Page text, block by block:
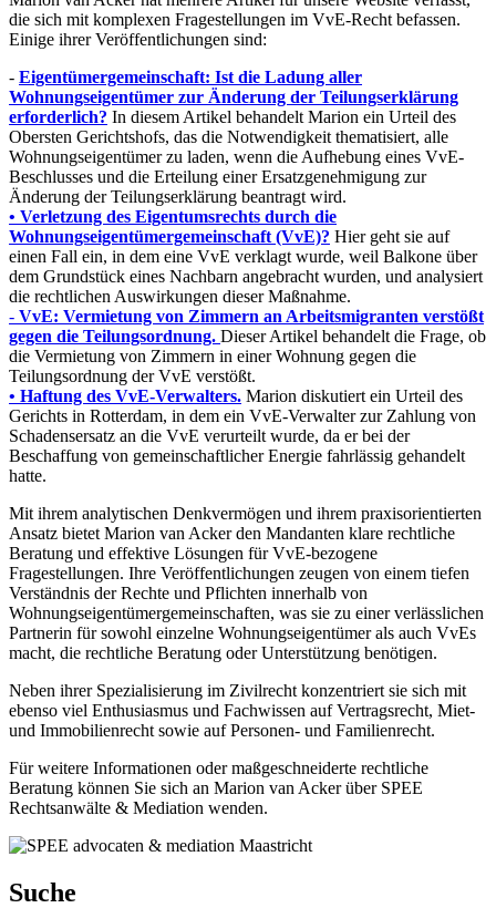
die sich mit komplexen Fragestellungen im VvE-Recht befassen.
Einige ihrer Veröffentlichungen sind:
- Eigentümergemeinschaft: Ist die Ladung aller
Wohnungseigentümer zur Änderung der Teilungserklärung
erforderlich? In diesem Artikel behandelt Marion ein Urteil des
Obersten Gerichtshofs, das die Notwendigkeit thematisiert, alle
Wohnungseigentümer zu laden, wenn die Aufhebung eines VvE-
Beschlusses und die Erteilung einer Ersatzgenehmigung zur
Änderung der Teilungserklärung beantragt wird.
• Verletzung des Eigentumsrechts durch die
Wohnungseigentümergemeinschaft (VvE)? Hier geht sie auf
einen Fall ein, in dem eine VvE verklagt wurde, weil Balkone über
dem Grundstück eines Nachbarn angebracht wurden, und analysiert
die rechtlichen Auswirkungen dieser Maßnahme.
- VvE: Vermietung von Zimmern an Arbeitsmigranten verstößt
gegen die Teilungsordnung. Dieser Artikel behandelt die Frage, ob
die Vermietung von Zimmern in einer Wohnung gegen die
Teilungsordnung der VvE verstößt.
• Haftung des VvE-Verwalters. Marion diskutiert ein Urteil des
Gerichts in Rotterdam, in dem ein VvE-Verwalter zur Zahlung von
Schadensersatz an die VvE verurteilt wurde, da er bei der
Beschaffung von gemeinschaftlicher Energie fahrlässig gehandelt
hatte.
Mit ihrem analytischen Denkvermögen und ihrem praxisorientierten
Ansatz bietet Marion van Acker den Mandanten klare rechtliche
Beratung und effektive Lösungen für VvE-bezogene
Fragestellungen. Ihre Veröffentlichungen zeugen von einem tiefen
Verständnis der Rechte und Pflichten innerhalb von
Wohnungseigentümergemeinschaften, was sie zu einer verlässlichen
Partnerin für sowohl einzelne Wohnungseigentümer als auch VvEs
macht, die rechtliche Beratung oder Unterstützung benötigen.
Neben ihrer Spezialisierung im Zivilrecht konzentriert sie sich mit
ebenso viel Enthusiasmus und Fachwissen auf Vertragsrecht, Miet-
und Immobilienrecht sowie auf Personen- und Familienrecht.
Für weitere Informationen oder maßgeschneiderte rechtliche
Beratung können Sie sich an Marion van Acker über SPEE
Rechtsanwälte & Mediation wenden.
Suche